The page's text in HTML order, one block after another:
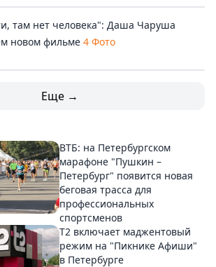
там нет человека": Даша Чаруша
новом фильме 4 Фото
Еще →
ВТБ: на Петербургском
марафоне "Пушкин –
Петербург" появится новая
беговая трасса для
профессиональных
спортсменов
Т2 включает маджентовый
режим на "Пикнике Афиши"
в Петербурге